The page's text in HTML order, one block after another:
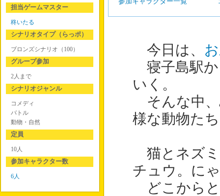
今日は、
寝子島駅か
いく。
そんな中、
様な動物た
猫とネズミ
チュウ。に
どこからと
担当ゲームマスター
柊いたる
シナリオタイプ（らっポ）
ブロンズシナリオ（100）
グループ参加
2人まで
シナリオジャンル
コメディ
バトル
動物・自然
定員
10人
参加キャラクター数
6人